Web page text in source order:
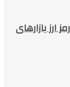
بازارهای